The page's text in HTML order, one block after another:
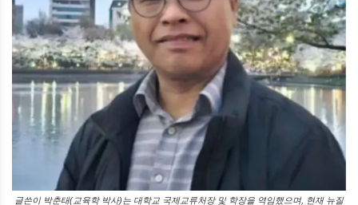
글쓴이 박춘태(교육학 박사)는 대학교 국제교류처장 및 학장을 역임했으며, 현재 뉴질